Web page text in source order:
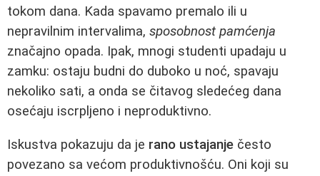
tokom dana. Kada spavamo premalo ili u
nepravilnim intervalima, sposobnost pamćenja
značajno opada. Ipak, mnogi studenti upadaju u
zamku: ostaju budni do duboko u noć, spavaju
nekoliko sati, a onda se čitavog sledećeg dana
osećaju iscrpljeno i neproduktivno.
Iskustva pokazuju da je rano ustajanje često
povezano sa većom produktivnošću. Oni koji su